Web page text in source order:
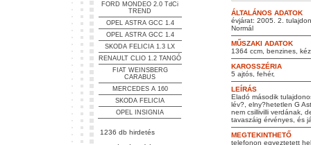
FORD MONDEO 2.0 TdCi
TREND
OPEL ASTRA GCC 1.4
OPEL ASTRA GCC 1.4
SKODA FELICIA 1.3 LX
RENAULT CLIO 1.2 TANGÓ
FIAT WEINSBERG
CARABUS
MERCEDES A 160
SKODA FELICIA
OPEL INSIGNIA
1236 db hirdetés
ÁLTALÁNOS ADATOK
évjárat: 2005. 2.
Normál
MŰSZAKI ADATOK
1364 ccm, benzines,
KAROSSZÉRIA
5 ajtós, fehér,
LEÍRÁS
Eladó második
lév?, elny?hetetlen G
nem csillivilli verdának,
tavaszáig érvényes, és
MEGTEKINTHETŐ
telefonon egyeztetett